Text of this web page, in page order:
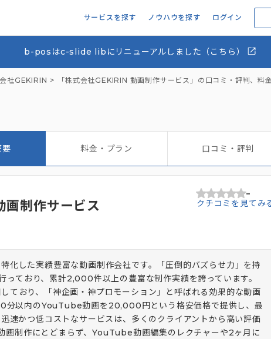
サービスを探す ノウハウを探す ログイン
b-posはc-slide libにリニューアルしました（こちら）
社GEKIRIN 「株式会社GEKIRIN 動画制作サービス」の口コミ・評判、料
要 料金・プラン 口コミ・評判
制作サービス
-
クチコミを見てみ
した実績豊富な動画制作会社です。「圧倒的バズらせ力」を持
ており、累計2,000件以上の豊富な制作実績を誇っています。
おり、「神企画・神プロモーション」と呼ばれる効果的な動画
分以内のYouTube動画を20,000円という格安価格で提供し、最
速かつ低コストなサービスは、多くのクライアントから高い評価
制作にとどまらず、YouTube動画編集のレクチャーや2ヶ月に